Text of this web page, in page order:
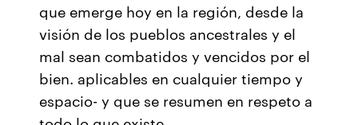
que emerge hoy en la región, desde la
visión de los pueblos ancestrales y el
mal sean combatidos y vencidos por el
bien. aplicables en cualquier tiempo y
espacio- y que se resumen en respeto a